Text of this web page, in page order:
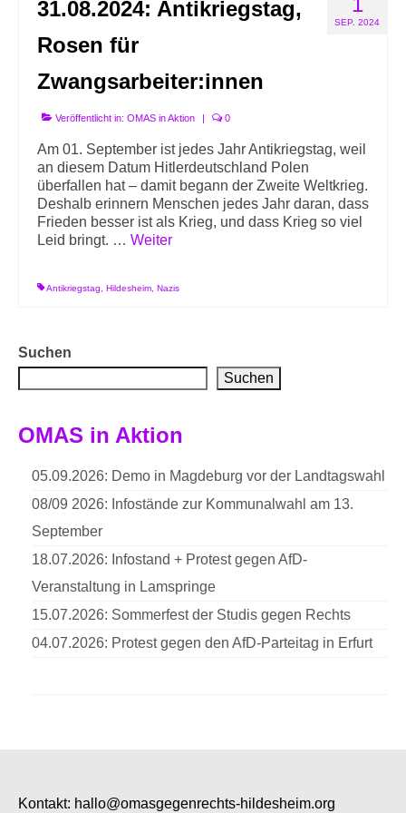
Info-Links gegen Rechts
SEP. 2024
31.08.2024: Antikriegstag,
Rosen für
Zwangsarbeiter:innen
Veröffentlicht in: OMAS in Aktion | 0
Am 01. September ist jedes Jahr Antikriegstag, weil
an diesem Datum Hitlerdeutschland Polen
überfallen hat – damit begann der Zweite Weltkrieg.
Deshalb erinnern Menschen jedes Jahr daran, dass
Frieden besser ist als Krieg, und dass Krieg so viel
Leid bringt. … Weiter
Antikriegstag Hildesheim Nazis
Suchen
Suchen
OMAS in Aktion
05.09.2026: Demo in Magdeburg vor der Landtagswahl
08/09 2026: Infostände zur Kommunalwahl am 13.
September
18.07.2026: Infostand + Protest gegen AfD-
Veranstaltung in Lamspringe
15.07.2026: Sommerfest der Studis gegen Rechts
04.07.2026: Protest gegen den AfD-Parteitag in Erfurt
Kontakt: hallo@omasgegenrechts-hildesheim.org